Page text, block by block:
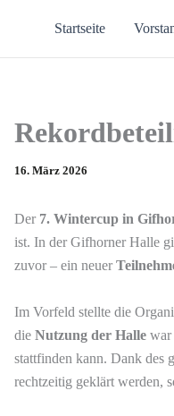
Startseite
16. März 2026
Der 7. Wintercup in
ist. In der Gifhorner Halle
zuvor – ein neuer
Im Vorfeld stellte die
die Nutzung der Halle war
stattfinden kann. Dank des
rechtzeitig geklärt werden,